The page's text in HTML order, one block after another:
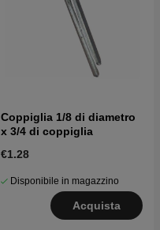
Coppiglia 1/8 di diametro
x 3/4 di coppiglia
€1.28
Disponibile in magazzino
Acquista